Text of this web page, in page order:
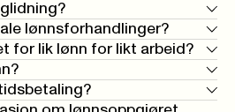
lønnsforhandlinger?
for lik lønn for likt arbeid?